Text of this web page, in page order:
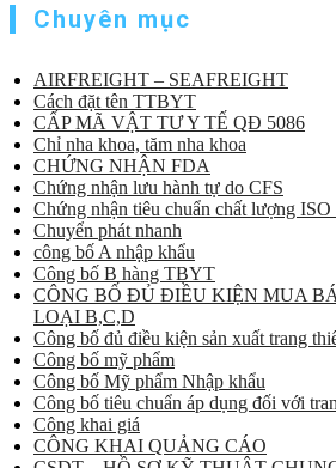
Chuyên mục
AIRFREIGHT – SEAFREIGHT
Cách đặt tên TTBYT
CẤP MÃ VẬT TƯ Y TẾ QĐ 5086
Chỉ nha khoa, tăm nha khoa
CHỨNG NHẬN FDA
Chứng nhận lưu hành tự do CFS
Chứng nhận tiêu chuẩn chất lượng ISO
Chuyển phát nhanh
công bố A nhập khẩu
Công bố B hàng TBYT
CÔNG BỐ ĐỦ ĐIỀU KIỆN MUA
LOẠI B,C,D
Công bố đủ điều kiện sản xuất trang
Công bố mỹ phẩm
Công bố Mỹ phẩm Nhập khẩu
Công bố tiêu chuẩn áp dụng đối với
Công khai giá
CÔNG KHAI QUẢNG CÁO